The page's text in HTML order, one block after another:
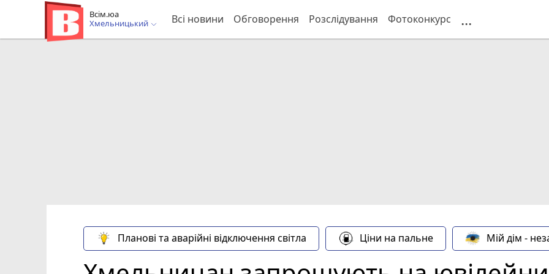
Всім.юа
Хмельницький
Всі новини Обговорення Розслідування Фотоконкурс ...
Планові та аварійні відключення світла Ціни на пальне Мій дім -